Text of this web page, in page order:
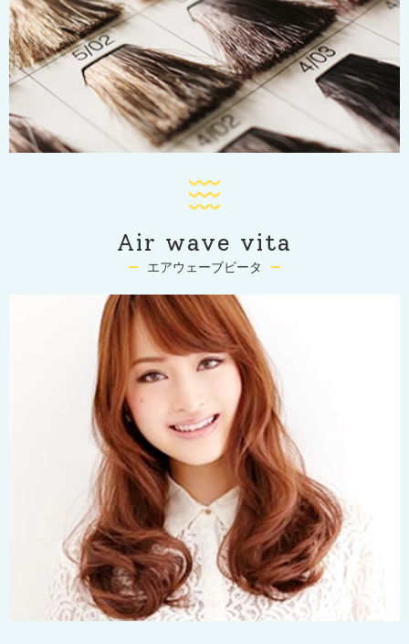
エアウェーブビータ
Air wave vita